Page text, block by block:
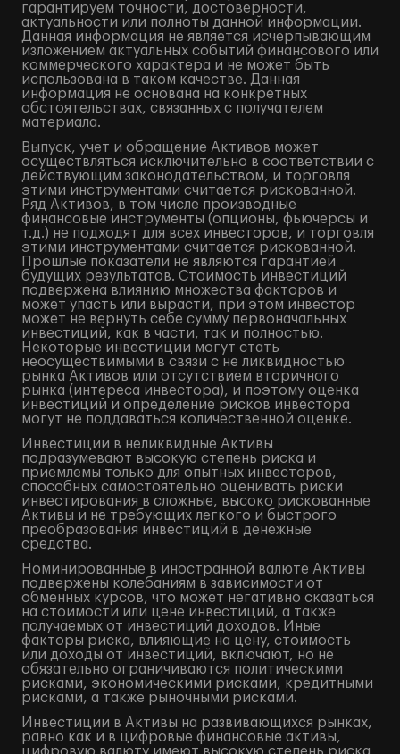
гарантируем точности, достоверности,
актуальности или полноты данной информации.
Данная информация не является исчерпывающим
изложением актуальных событий финансового или
коммерческого характера и не может быть
использована в таком качестве. Данная
информация не основана на конкретных
обстоятельствах, связанных с получателем
материала.
Выпуск, учет и обращение Активов может
осуществляться исключительно в соответствии с
действующим законодательством, и торговля
этими инструментами считается рискованной.
Ряд Активов, в том числе производные
финансовые инструменты (опционы, фьючерсы и
т.д.) не подходят для всех инвесторов, и торговля
этими инструментами считается рискованной.
Прошлые показатели не являются гарантией
будущих результатов. Стоимость инвестиций
подвержена влиянию множества факторов и
может упасть или вырасти, при этом инвестор
может не вернуть себе сумму первоначальных
инвестиций, как в части, так и полностью.
Некоторые инвестиции могут стать
неосуществимыми в связи с не ликвидностью
рынка Активов или отсутствием вторичного
рынка (интереса инвестора), и поэтому оценка
инвестиций и определение рисков инвестора
могут не поддаваться количественной оценке.
Инвестиции в неликвидные Активы
подразумевают высокую степень риска и
приемлемы только для опытных инвесторов,
способных самостоятельно оценивать риски
инвестирования в сложные, высоко рискованные
Активы и не требующих легкого и быстрого
преобразования инвестиций в денежные
средства.
Номинированные в иностранной валюте Активы
подвержены колебаниям в зависимости от
обменных курсов, что может негативно сказаться
на стоимости или цене инвестиций, а также
получаемых от инвестиций доходов. Иные
факторы риска, влияющие на цену, стоимость
или доходы от инвестиций, включают, но не
обязательно ограничиваются политическими
рисками, экономическими рисками, кредитными
рисками, а также рыночными рисками.
Инвестиции в Активы на развивающихся рынках,
равно как и в цифровые финансовые активы,